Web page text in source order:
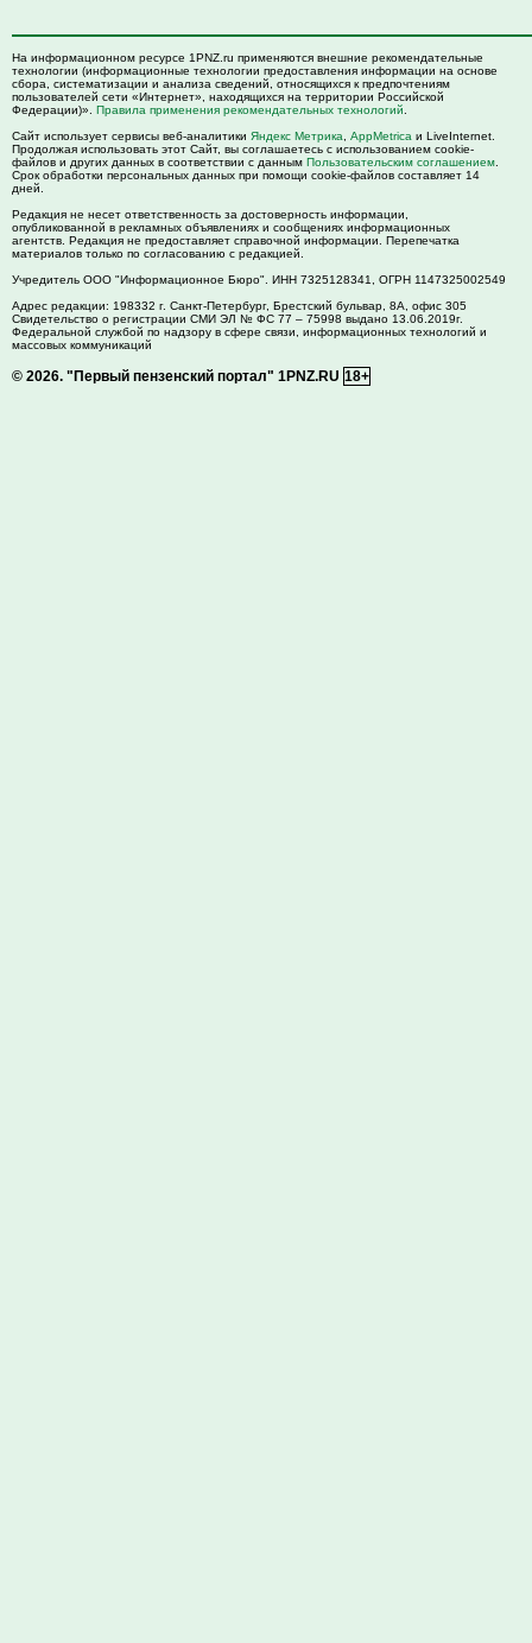
На информационном ресурсе 1PNZ.ru применяются внешние рекомендательные
технологии (информационные технологии предоставления информации на основе
сбора, систематизации и анализа сведений, относящихся к предпочтениям
пользователей сети «Интернет», находящихся на территории Российской
Федерации)». Правила применения рекомендательных технологий
Сайт использует сервисы веб-аналитики Яндекс Метрика AppMetrica и LiveInternet.
Продолжая использовать этот Сайт, вы соглашаетесь с использованием cookie-
файлов и других данных в соответствии с данным Пользовательским соглашением
Срок обработки персональных данных при помощи cookie-файлов составляет 14
дней.
Редакция не несет ответственность за достоверность информации,
опубликованной в рекламных объявлениях и сообщениях информационных
агентств. Редакция не предоставляет справочной информации. Перепечатка
материалов только по согласованию с редакцией.
Учредитель ООО "Информационное Бюро". ИНН 7325128341, ОГРН 1147325002549
Адрес редакции: 198332 г. Санкт-Петербург, Брестский бульвар, 8А, офис 305
Свидетельство о регистрации СМИ ЭЛ № ФС 77 – 75998 выдано 13.06.2019г.
Федеральной службой по надзору в сфере связи, информационных технологий и
массовых коммуникаций
© 2026. "Первый пензенский портал" 1PNZ.RU 18+